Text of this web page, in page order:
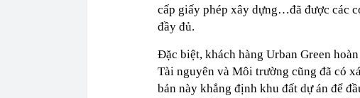
cấp giấy phép xây dựng…đã được các
đầy đủ.
Đặc biệt, khách hàng Urban Green
Tài nguyên và Môi trường cũng đã có
bản này khẳng định khu đất dự án để